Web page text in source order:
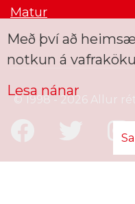
Matur
© 1998 - 2026 Allur
Með því að
notkun á
Lesa nánar